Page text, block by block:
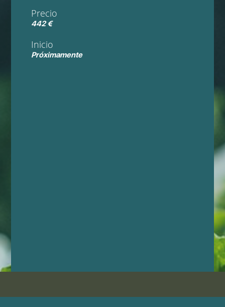
Precio
442 €
Inicio
Próximamente